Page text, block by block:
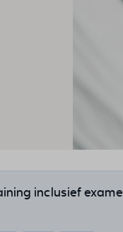
inclusief